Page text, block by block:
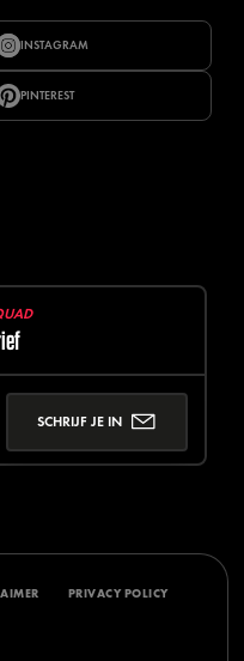
INSTAGRAM
PINTEREST
SCHRIJF JE IN
PRIVACY POLICY